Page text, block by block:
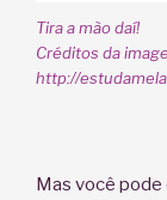
Tira a mão daí!
Créditos da
http://
Mas você